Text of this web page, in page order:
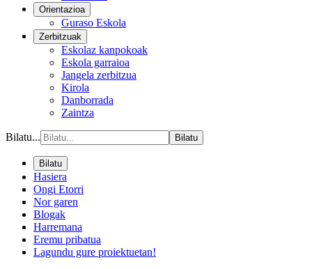
Orientazioa
Guraso Eskola
Zerbitzuak
Eskolaz kanpokoak
Eskola garraioa
Jangela zerbitzua
Kirola
Danborrada
Zaintza
Bilatu... Bilatu
Bilatu
Hasiera
Ongi Etorri
Nor garen
Blogak
Harremana
Eremu pribatua
Lagundu gure proiektuetan!